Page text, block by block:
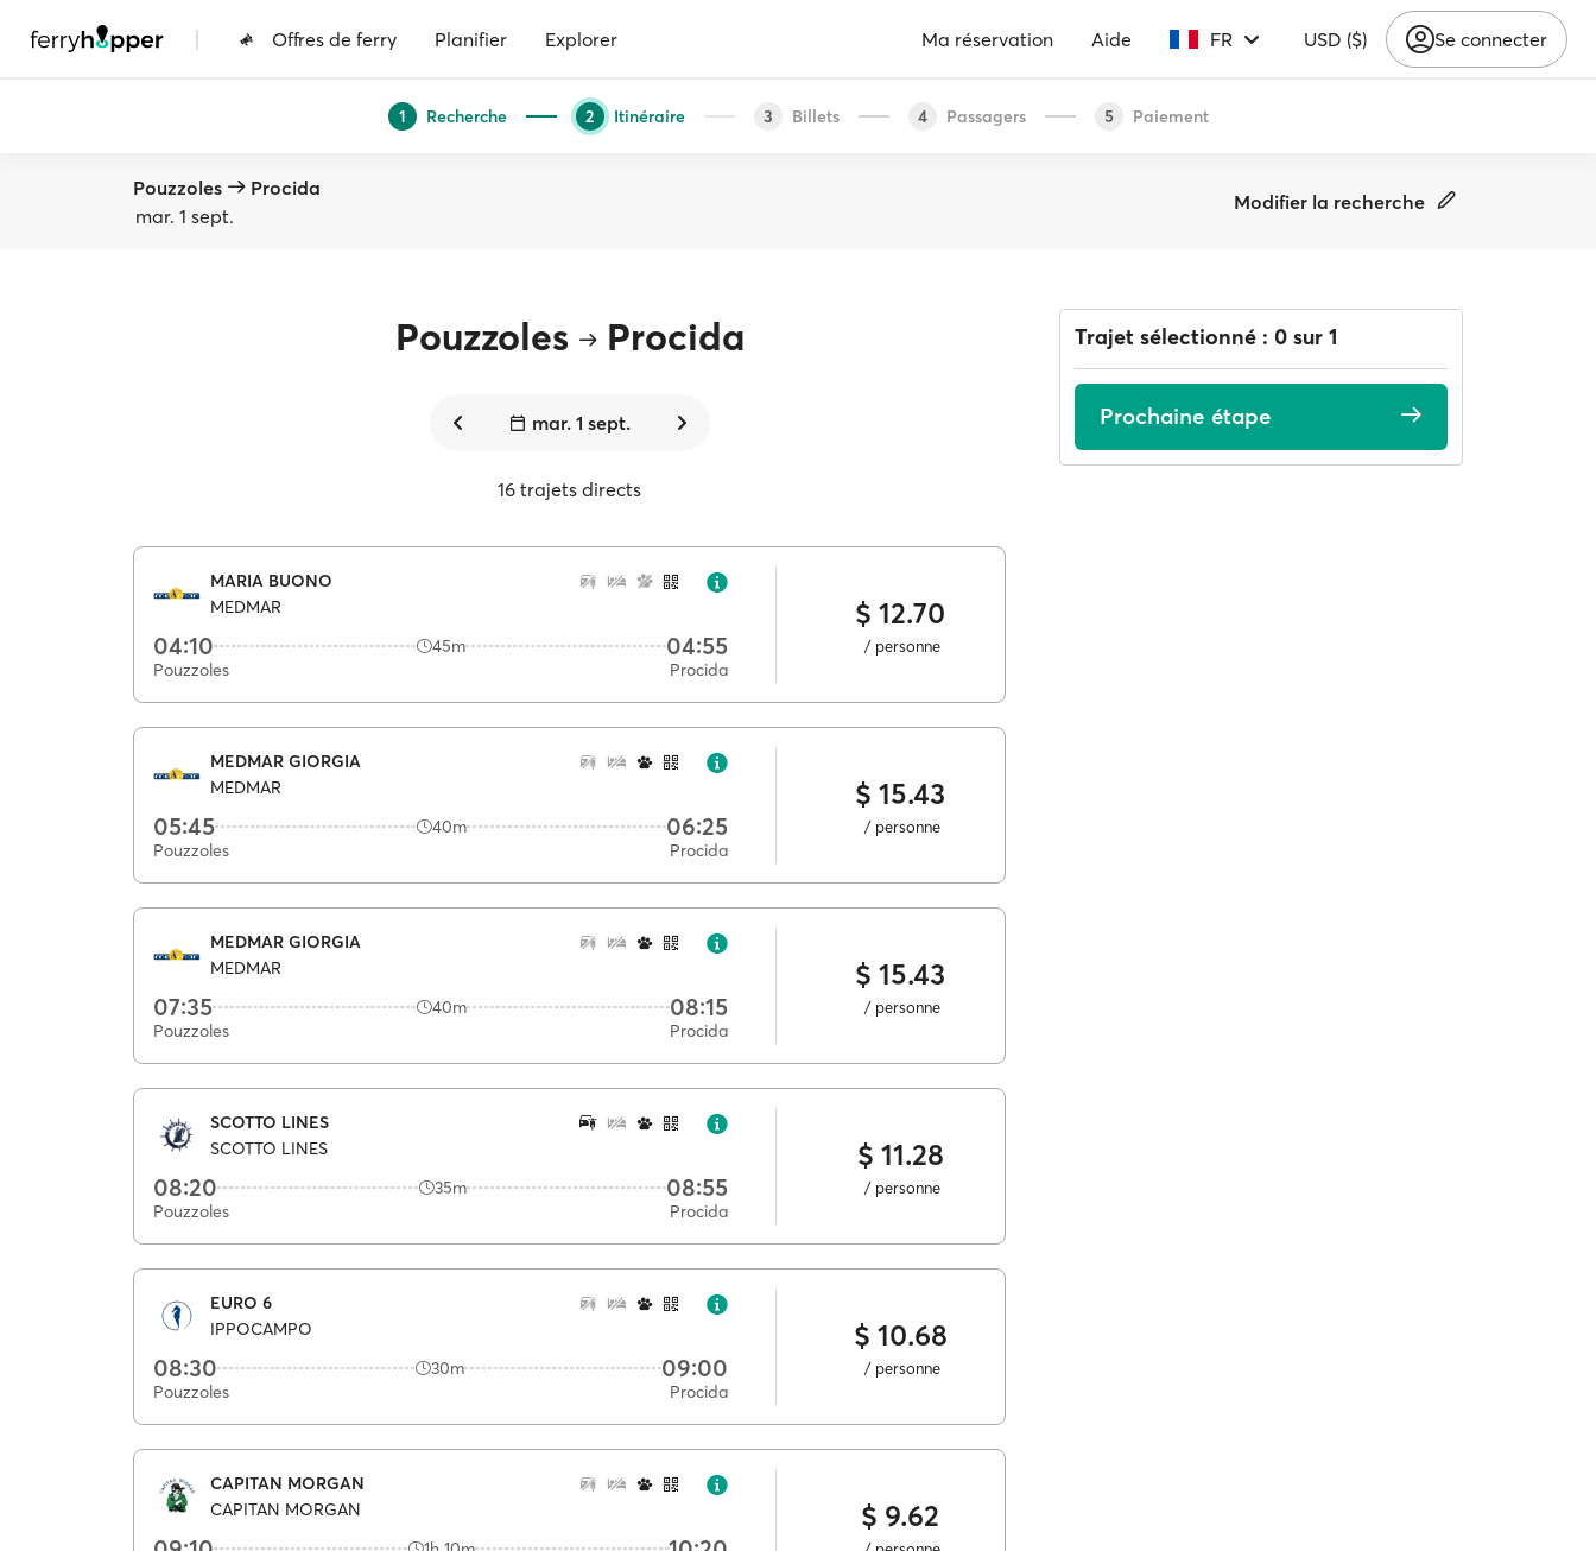
| Offres de ferry Planifier Explorer Ma réservation Aide FR USD ($) Se connecter
1 Recherche 2 Itinéraire 3 Billets 4 Passagers 5 Paiement
Pouzzoles
Procida
mar. 1 sept.
Modifier la recherche
Pouzzoles Procida
mar. 1 sept.
16 trajets directs
MARIA BUONO
MEDMAR
04:10 45m 04:55
Pouzzoles Procida
$ 12.70
/ personne
MEDMAR GIORGIA
MEDMAR
05:45 40m 06:25
Pouzzoles Procida
$ 15.43
/ personne
MEDMAR GIORGIA
MEDMAR
07:35 40m 08:15
Pouzzoles Procida
$ 15.43
/ personne
SCOTTO LINES
SCOTTO LINES
08:20 35m 08:55
Pouzzoles Procida
$ 11.28
/ personne
EURO 6
IPPOCAMPO
08:30 30m 09:00
Pouzzoles Procida
$ 10.68
/ personne
CAPITAN MORGAN
CAPITAN MORGAN
$ 9.62
Trajet sélectionné : 0 sur 1
Prochaine étape